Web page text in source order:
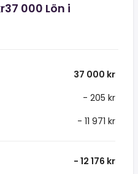
000 Lön i
37 000 kr
- 205 kr
- 11 971 kr
- 12 176 kr